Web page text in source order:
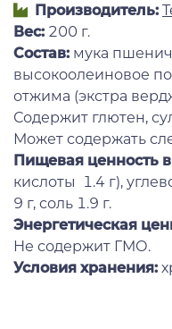
Производитель:
Вес: 200 г.
Состав: мука
высокоолеиновое
отжима (экстра
Содержит глютен,
Может содержать
Пищевая ценность
кислоты 1.4 г),
9 г, соль 1.9 г.
Энергетическая
Не содержит ГМО.
Условия хранения: